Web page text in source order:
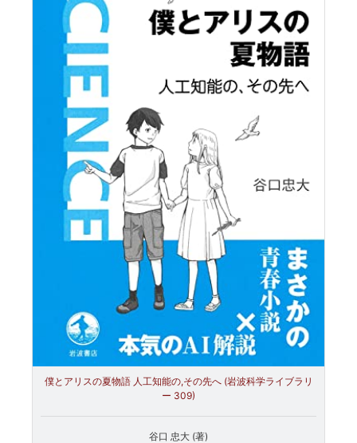
僕とアリスの夏物語 人工知能の,その先へ (岩波科学ライブラリ
ー 309)
谷口 忠大 (著)